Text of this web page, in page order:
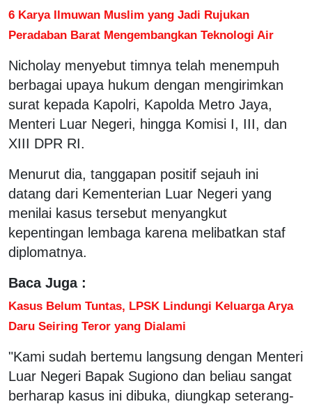
6 Karya Ilmuwan Muslim yang Jadi Rujukan
Peradaban Barat Mengembangkan Teknologi Air
Nicholay menyebut timnya telah menempuh
berbagai upaya hukum dengan mengirimkan
surat kepada Kapolri, Kapolda Metro Jaya,
Menteri Luar Negeri, hingga Komisi I, III, dan
XIII DPR RI.
Menurut dia, tanggapan positif sejauh ini
datang dari Kementerian Luar Negeri yang
menilai kasus tersebut menyangkut
kepentingan lembaga karena melibatkan staf
diplomatnya.
Baca Juga :
Kasus Belum Tuntas, LPSK Lindungi Keluarga Arya
Daru Seiring Teror yang Dialami
"Kami sudah bertemu langsung dengan Menteri
Luar Negeri Bapak Sugiono dan beliau sangat
berharap kasus ini dibuka, diungkap seterang-